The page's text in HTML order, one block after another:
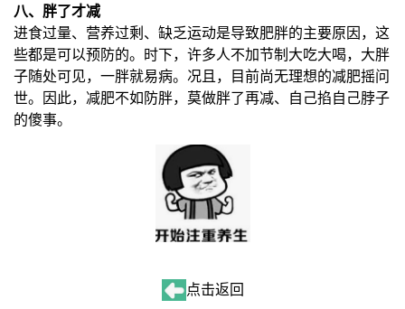
八、胖了才减
进食过量、营养过剩、缺乏运动是导致肥胖的主要原因，这
些都是可以预防的。时下，许多人不加节制大吃大喝，大胖
子随处可见，一胖就易病。况且，目前尚无理想的减肥摇问
世。因此，减肥不如防胖，莫做胖了再减、自己掐自己脖子
的傻事。
点击返回